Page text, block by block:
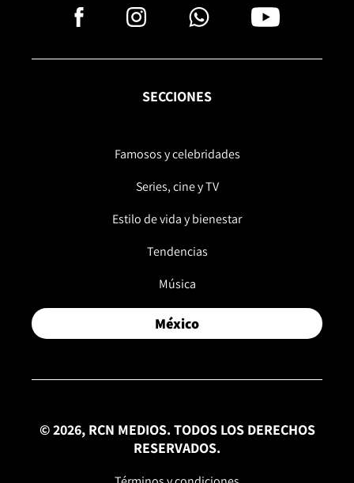
SECCIONES
Famosos y celebridades
Series, cine y TV
Estilo de vida y bienestar
Tendencias
Música
México
© 2026, RCN MEDIOS. TODOS LOS DERECHOS
RESERVADOS.